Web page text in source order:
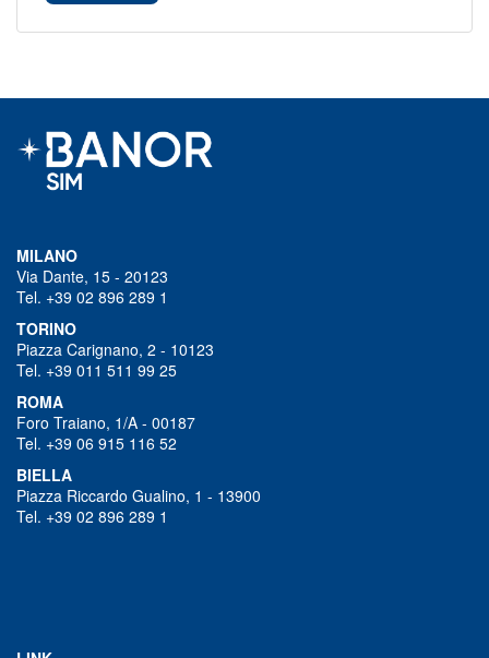
MILANO
Via Dante, 15 - 20123
Tel. +39 02 896 289 1
TORINO
Piazza Carignano, 2 - 10123
Tel. +39 011 511 99 25
ROMA
Foro Traiano, 1/A - 00187
Tel. +39 06 915 116 52
BIELLA
Piazza Riccardo Gualino, 1 - 13900
Tel. +39 02 896 289 1